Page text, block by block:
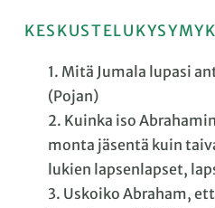
1. Mitä Jumala lupasi
(Pojan)
2. Kuinka iso
monta jäsentä kuin
lukien lapsenlapset,
3. Uskoiko Abraham,